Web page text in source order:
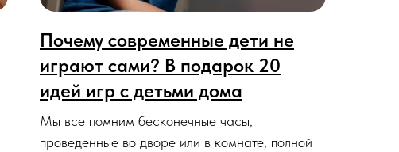
Почему современные дети не
играют сами? В подарок 20
идей игр с детьми дома
Мы все помним бесконечные часы,
проведенные во дворе или в комнате, полной